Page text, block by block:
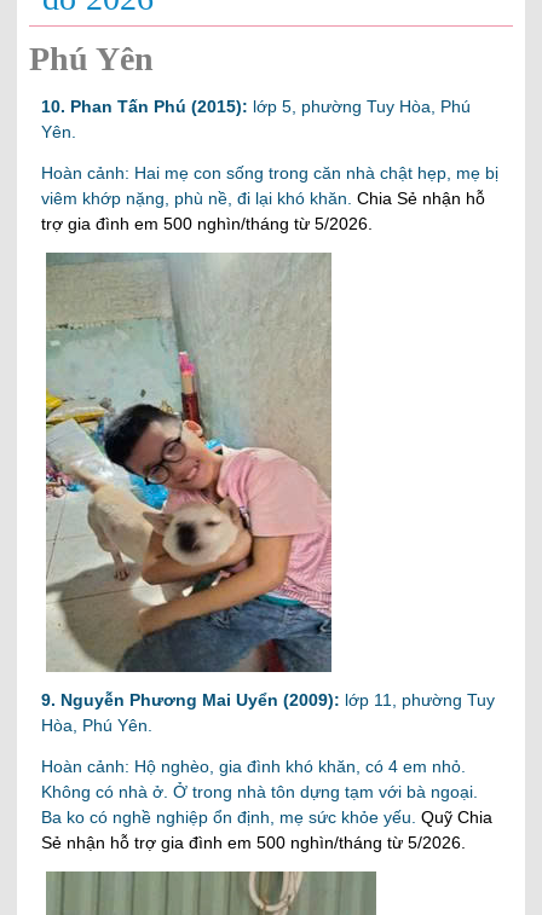
Phú Yên
10. Phan Tấn Phú (2015): lớp 5, phường Tuy Hòa, Phú
Yên.
Hoàn cảnh: Hai mẹ con sống trong căn nhà chật hẹp, mẹ bị
viêm khớp nặng, phù nề, đi lại khó khăn.Chia Sẻ nhận hỗ
trợ gia đình em 500 nghìn/tháng từ 5/2026.
9. Nguyễn Phương Mai Uyển (2009): lớp 11, phường Tuy
Hòa, Phú Yên.
Hoàn cảnh: Hộ nghèo, gia đình khó khăn, có 4 em nhỏ.
Không có nhà ở. Ở trong nhà tôn dựng tạm với bà ngoại.
Ba ko có nghề nghiệp ổn định, mẹ sức khỏe yếu.Quỹ Chia
Sẻ nhận hỗ trợ gia đình em 500 nghìn/tháng từ 5/2026.